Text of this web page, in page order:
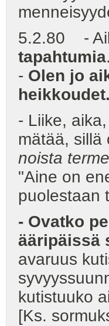
5.2.80 -
tapahtumia.
- Olen jo
- Liike,
mätää,
noista
"Aine on
puolestaan
- Ovatko
ääripäissä
avaruus
kutistuuko
[Ks.